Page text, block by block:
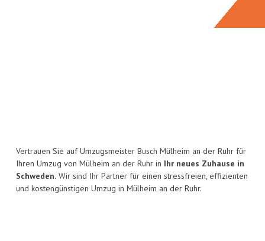
Vertrauen Sie auf Umzugsmeister Busch Mülheim an der Ruhr für
Ihren Umzug von Mülheim an der Ruhr in Ihr neues Zuhause in
Schweden. Wir sind Ihr Partner für einen stressfreien, effizienten
und kostengünstigen Umzug in Mülheim an der Ruhr.